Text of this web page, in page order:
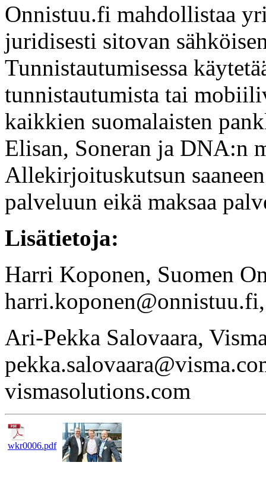
Onnistuu.fi mahdollistaa
juridisesti sitovan
Tunnistautumisessa
tunnistautumista tai
kaikkien suomalaisten
Elisan, Soneran ja DNA:n
Allekirjoituskutsun
palveluun eikä maksaa
Lisätietoja:
Harri Koponen, Suomen
Ari-Pekka Salovaara,
vismasolutions.com
wkr0006.pdf